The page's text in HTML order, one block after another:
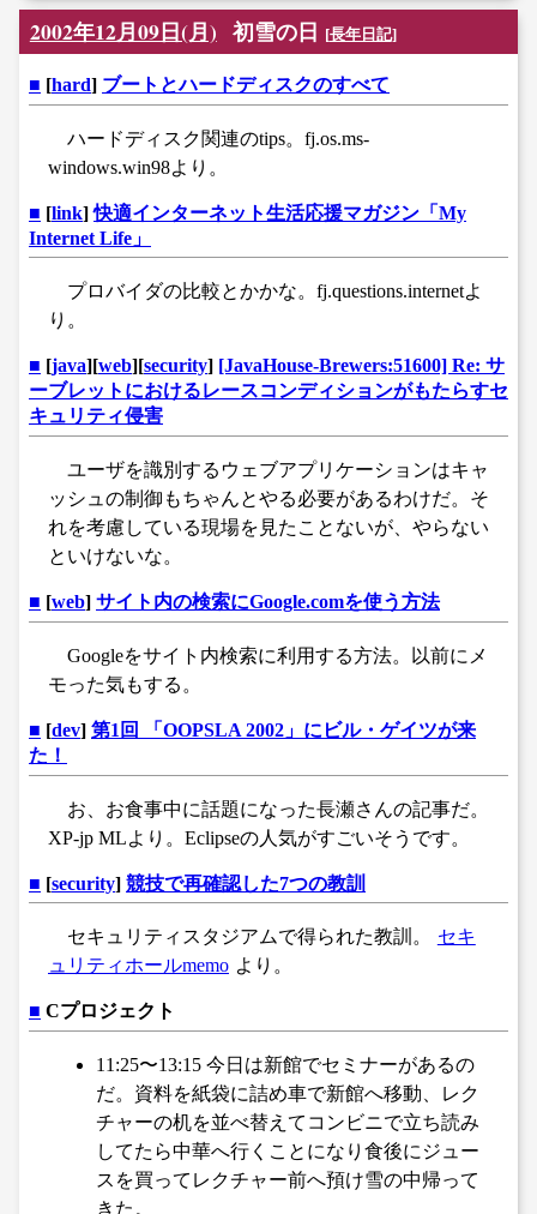
2002年12月09日(月) 初雪の日 [長年日記]
■ [hard] ブートとハードディスクのすべて
ハードディスク関連のtips。fj.os.ms-
windows.win98より。
■ [link]快適インターネット生活応援マガジン「My
Internet Life」
プロバイダの比較とかかな。fj.questions.internetよ
り。
■ [java][web][security] [JavaHouse-Brewers:51600] Re: サ
ーブレットにおけるレースコンディションがもたらすセ
キュリティ侵害
ユーザを識別するウェブアプリケーションはキャ
ッシュの制御もちゃんとやる必要があるわけだ。そ
れを考慮している現場を見たことないが、やらない
といけないな。
■ [web] サイト内の検索にGoogle.comを使う方法
Googleをサイト内検索に利用する方法。以前にメ
モった気もする。
■ [dev] 第1回 「OOPSLA 2002」にビル・ゲイツが来
た！
お、お食事中に話題になった長瀬さんの記事だ。
XP-jp MLより。Eclipseの人気がすごいそうです。
■ [security] 競技で再確認した7つの教訓
セキュリティスタジアムで得られた教訓。
セキ
ュリティホールmemo より。
■ Cプロジェクト
11:25〜13:15 今日は新館でセミナーがあるの
だ。資料を紙袋に詰め車で新館へ移動、レク
チャーの机を並べ替えてコンビニで立ち読み
してたら中華へ行くことになり食後にジュー
スを買ってレクチャー前へ預け雪の中帰って
きた。